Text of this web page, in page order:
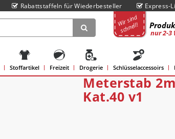
Rabattstaffeln für Wiederbesteller Express-
Wir sind
schnell! nur 2-3
Stoffartikel Freizeit Drogerie Schlüsselaccessoirs
Meterstab
Kat.40 v1